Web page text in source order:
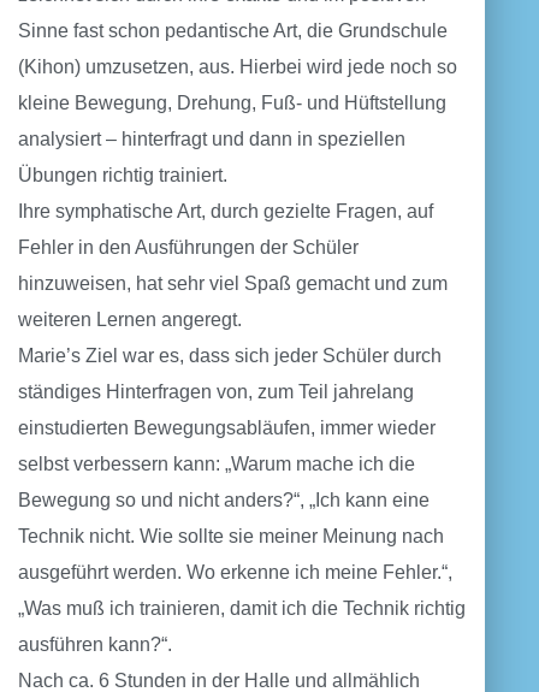
Sinne fast schon pedantische Art, die Grundschule
(Kihon) umzusetzen, aus. Hierbei wird jede noch so
kleine Bewegung, Drehung, Fuß- und Hüftstellung
analysiert – hinterfragt und dann in speziellen
Übungen richtig trainiert.
Ihre symphatische Art, durch gezielte Fragen, auf
Fehler in den Ausführungen der Schüler
hinzuweisen, hat sehr viel Spaß gemacht und zum
weiteren Lernen angeregt.
Marie’s Ziel war es, dass sich jeder Schüler durch
ständiges Hinterfragen von, zum Teil jahrelang
einstudierten Bewegungsabläufen, immer wieder
selbst verbessern kann: „Warum mache ich die
Bewegung so und nicht anders?“, „Ich kann eine
Technik nicht. Wie sollte sie meiner Meinung nach
ausgeführt werden. Wo erkenne ich meine Fehler.“,
„Was muß ich trainieren, damit ich die Technik richtig
ausführen kann?“.
Nach ca. 6 Stunden in der Halle und allmählich